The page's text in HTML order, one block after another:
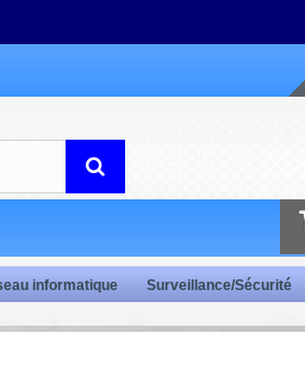
informatique Surveillance/Sécurité